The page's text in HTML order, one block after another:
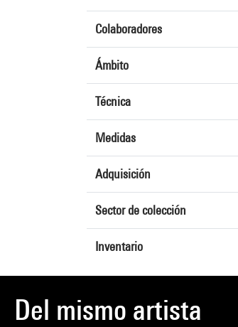
Colaboradores
Ámbito
Técnica
Medidas
Adquisición
Sector de colección
Inventario
Del mismo artista